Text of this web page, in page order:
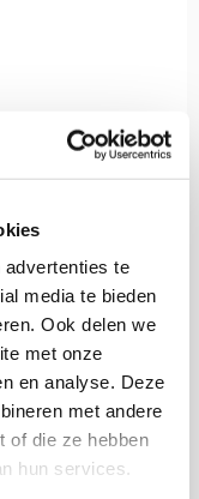
te
media te bieden
Ook delen we
met onze
en analyse. Deze
met andere
of die ze hebben
hun services.
van